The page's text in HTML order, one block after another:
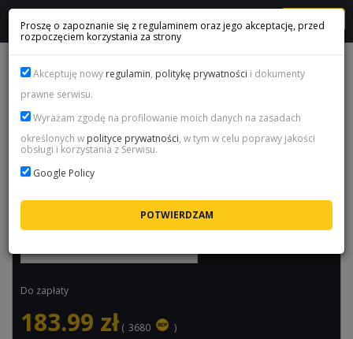
MENU
DYING LIGHT: THE BEAST - STEAM GIFT
Cena:
183.99
zł / pakiet
Dostępność:
Dostępny
Maksymalny czas dostawy:
Do zapłaty
183.99 zł ( 3680 )
Proszę o zapoznanie się z regulaminem oraz jego akceptację, przed
rozpoczęciem korzystania za strony
Akceptuję nowy regulamin, politykę prywatności i dokumenty
prawne serwisu.
Wyrażam zgodę na profilowanie moich danych na zasadach
określonych w polityce prywatności, w tym w celu poprawy jakości
obsługi i korzystania z Serwisu.
Google Policy